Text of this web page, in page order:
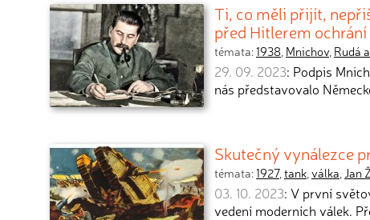
Ti, co měli přijít,
před Hitlerem
témata:1938, Mnichov, Rudá
29. 09. 2023: Podpis
nás představovalo
Skutečný vynálezce
témata:1927,tank,válka,Jan
03. 10. 2023: V první
vedení moderních válek.